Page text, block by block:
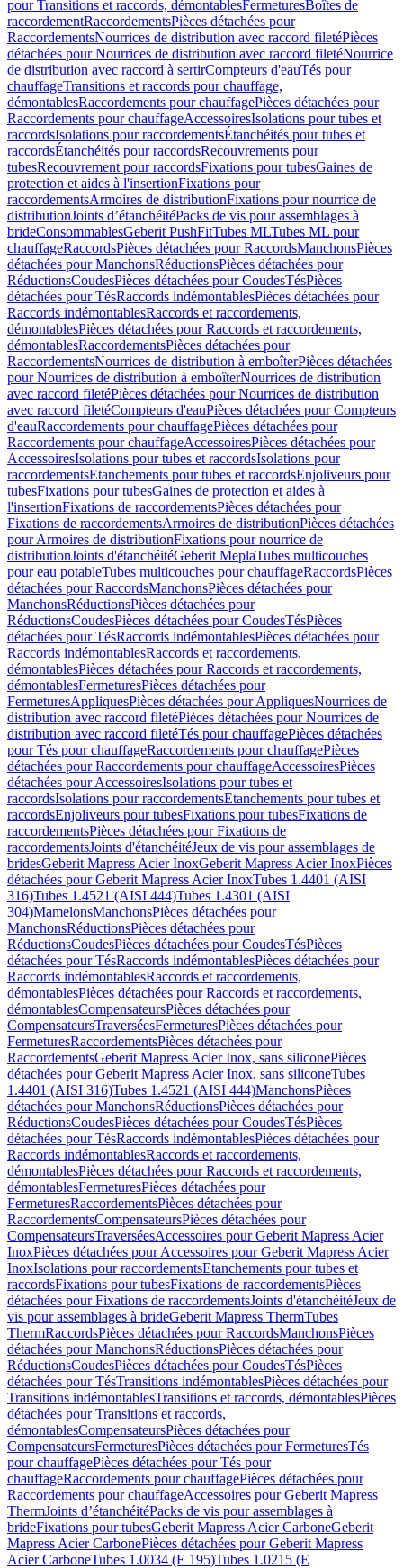
pour Transitions et raccords, démontablesFermeturesBoîtes de
raccordementRaccordementsPièces détachées pour
RaccordementsNourrices de distribution avec raccord filetéPièces
détachées pour Nourrices de distribution avec raccord filetéNourrice
de distribution avec raccord à sertirCompteurs d'eauTés pour
chauffageTransitions et raccords pour chauffage,
démontablesRaccordements pour chauffagePièces détachées pour
Raccordements pour chauffageAccessoiresIsolations pour tubes et
raccordsIsolations pour raccordementsÉtanchéités pour tubes et
raccordsÉtanchéités pour raccordsRecouvrements pour
tubesRecouvrement pour raccordsFixations pour tubesGaines de
protection et aides à l'insertionFixations pour
raccordementsArmoires de distributionFixations pour nourrice de
distributionJoints d’étanchéitéPacks de vis pour assemblages à
brideConsommablesGeberit PushFitTubes MLTubes ML pour
chauffageRaccordsPièces détachées pour RaccordsManchonsPièces
détachées pour ManchonsRéductionsPièces détachées pour
RéductionsCoudesPièces détachées pour CoudesTésPièces
détachées pour TésRaccords indémontablesPièces détachées pour
Raccords indémontablesRaccords et raccordements,
démontablesPièces détachées pour Raccords et raccordements,
démontablesRaccordementsPièces détachées pour
RaccordementsNourrices de distribution à emboîterPièces détachées
pour Nourrices de distribution à emboîterNourrices de distribution
avec raccord filetéPièces détachées pour Nourrices de distribution
avec raccord filetéCompteurs d'eauPièces détachées pour Compteurs
d'eauRaccordements pour chauffagePièces détachées pour
Raccordements pour chauffageAccessoiresPièces détachées pour
AccessoiresIsolations pour tubes et raccordsIsolations pour
raccordementsEtanchements pour tubes et raccordsEnjoliveurs pour
tubesFixations pour tubesGaines de protection et aides à
l'insertionFixations de raccordementsPièces détachées pour
Fixations de raccordementsArmoires de distributionPièces détachées
pour Armoires de distributionFixations pour nourrice de
distributionJoints d'étanchéitéGeberit MeplaTubes multicouches
pour eau potableTubes multicouches pour chauffageRaccordsPièces
détachées pour RaccordsManchonsPièces détachées pour
ManchonsRéductionsPièces détachées pour
RéductionsCoudesPièces détachées pour CoudesTésPièces
détachées pour TésRaccords indémontablesPièces détachées pour
Raccords indémontablesRaccords et raccordements,
démontablesPièces détachées pour Raccords et raccordements,
démontablesFermeturesPièces détachées pour
FermeturesAppliquesPièces détachées pour AppliquesNourrices de
distribution avec raccord filetéPièces détachées pour Nourrices de
distribution avec raccord filetéTés pour chauffagePièces détachées
pour Tés pour chauffageRaccordements pour chauffagePièces
détachées pour Raccordements pour chauffageAccessoiresPièces
détachées pour AccessoiresIsolations pour tubes et
raccordsIsolations pour raccordementsEtanchements pour tubes et
raccordsEnjoliveurs pour tubesFixations pour tubesFixations de
raccordementsPièces détachées pour Fixations de
raccordementsJoints d'étanchéitéJeux de vis pour assemblages de
bridesGeberit Mapress Acier InoxGeberit Mapress Acier InoxPièces
détachées pour Geberit Mapress Acier InoxTubes 1.4401 (AISI
316)Tubes 1.4521 (AISI 444)Tubes 1.4301 (AISI
304)MamelonsManchonsPièces détachées pour
ManchonsRéductionsPièces détachées pour
RéductionsCoudesPièces détachées pour CoudesTésPièces
détachées pour TésRaccords indémontablesPièces détachées pour
Raccords indémontablesRaccords et raccordements,
démontablesPièces détachées pour Raccords et raccordements,
démontablesCompensateursPièces détachées pour
CompensateursTraverséesFermeturesPièces détachées pour
FermeturesRaccordementsPièces détachées pour
RaccordementsGeberit Mapress Acier Inox, sans siliconePièces
détachées pour Geberit Mapress Acier Inox, sans siliconeTubes
1.4401 (AISI 316)Tubes 1.4521 (AISI 444)ManchonsPièces
détachées pour ManchonsRéductionsPièces détachées pour
RéductionsCoudesPièces détachées pour CoudesTésPièces
détachées pour TésRaccords indémontablesPièces détachées pour
Raccords indémontablesRaccords et raccordements,
démontablesPièces détachées pour Raccords et raccordements,
démontablesFermeturesPièces détachées pour
FermeturesRaccordementsPièces détachées pour
RaccordementsCompensateursPièces détachées pour
CompensateursTraverséesAccessoires pour Geberit Mapress Acier
InoxPièces détachées pour Accessoires pour Geberit Mapress Acier
InoxIsolations pour raccordementsEtanchements pour tubes et
raccordsFixations pour tubesFixations de raccordementsPièces
détachées pour Fixations de raccordementsJoints d'étanchéitéJeux de
vis pour assemblages à brideGeberit Mapress ThermTubes
ThermRaccordsPièces détachées pour RaccordsManchonsPièces
détachées pour ManchonsRéductionsPièces détachées pour
RéductionsCoudesPièces détachées pour CoudesTésPièces
détachées pour TésTransitions indémontablesPièces détachées pour
Transitions indémontablesTransitions et raccords, démontablesPièces
détachées pour Transitions et raccords,
démontablesCompensateursPièces détachées pour
CompensateursFermeturesPièces détachées pour FermeturesTés
pour chauffagePièces détachées pour Tés pour
chauffageRaccordements pour chauffagePièces détachées pour
Raccordements pour chauffageAccessoires pour Geberit Mapress
ThermJoints d’étanchéitéPacks de vis pour assemblages à
brideFixations pour tubesGeberit Mapress Acier CarboneGeberit
Mapress Acier CarbonePièces détachées pour Geberit Mapress
Acier CarboneTubes 1.0034 (E 195)Tubes 1.0215 (E